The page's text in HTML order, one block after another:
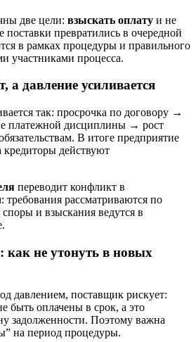
две цели: взыскать оплату и не
поставки превратились в очередной
в рамках процедуры и правильного
участниками процесса.
а давление усиливается
так: просрочка по договору →
платежной дисциплины → рост
В итоге предприятие
кредиторы действуют
переводит конфликт в
рассматриваются по
и взыскания ведутся в
как не утонуть в новых
давлением, поставщик рискует:
быть оплачены в срок, а это
задолженности. Поэтому важна
на период процедуры.